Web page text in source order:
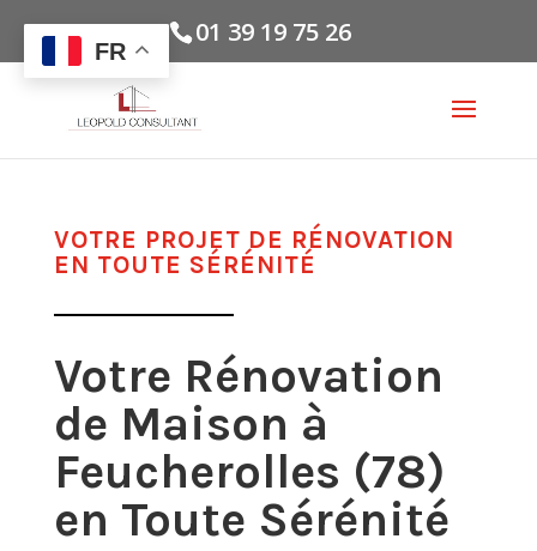
01 39 19 75 26
VOTRE PROJET DE RÉNOVATION
EN TOUTE SÉRÉNITÉ
Votre Rénovation
de Maison à
Feucherolles (78)
en Toute Sérénité
FR